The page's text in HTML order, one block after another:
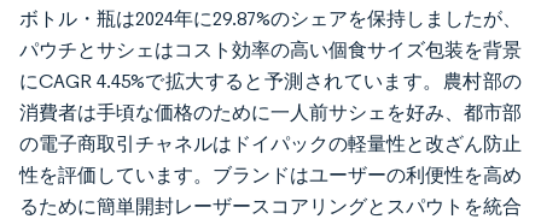
ボトル・瓶は2024年に29.87%のシェアを保持しましたが、
パウチとサシェはコスト効率の高い個食サイズ包装を背景
にCAGR 4.45%で拡大すると予測されています。農村部の
消費者は手頃な価格のために一人前サシェを好み、都市部
の電子商取引チャネルはドイパックの軽量性と改ざん防止
性を評価しています。ブランドはユーザーの利便性を高め
るために簡単開封レーザースコアリングとスパウトを統合